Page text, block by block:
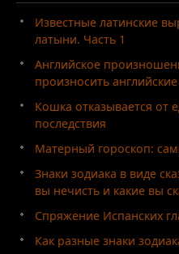
Известные латинские
латыни. Часть 1
Английское
произносить
Кошка отказывается
последствия
Матерный гороскоп:
Знаки зодиака в виде
вы нечисть и какие вы
Спряжение Испанских
Как разные знаки